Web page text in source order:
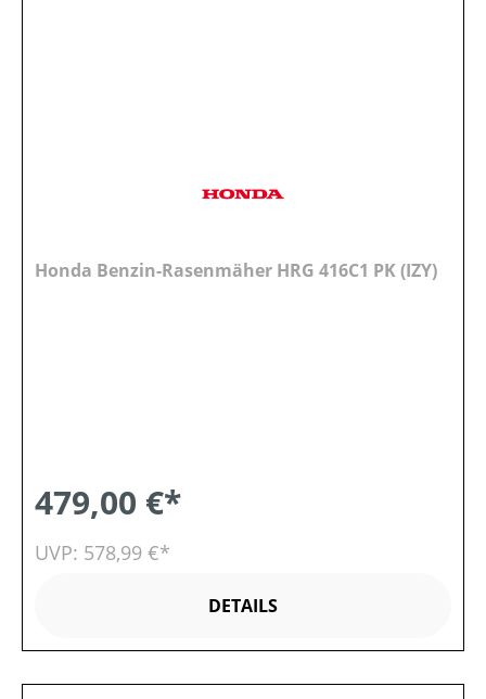
Honda Benzin-Rasenmäher HRG 416C1 PK (IZY)
479,00 €*
UVP: 578,99 €*
DETAILS